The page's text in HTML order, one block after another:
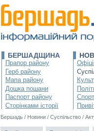
БЕРШАДЩИНА
Прапор району
Герб району
Мапа району
Дошка пошани
Паспорт району
Сторінками історії
Спорт
Бершадь / Новини / Суспільство /